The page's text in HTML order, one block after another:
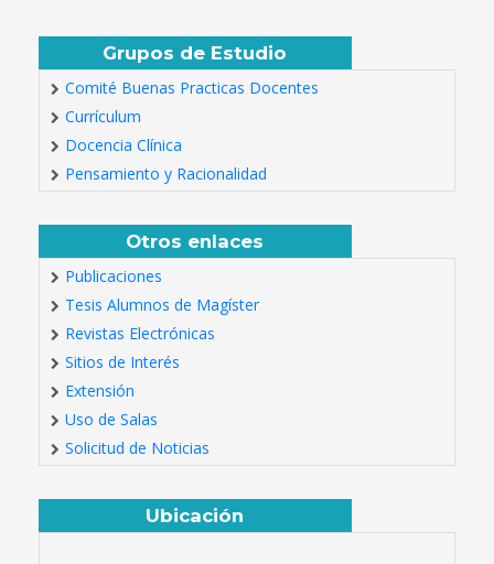
Grupos de Estudio
Comité Buenas Practicas Docentes
Currículum
Docencia Clínica
Pensamiento y Racionalidad
Otros enlaces
Publicaciones
Tesis Alumnos de Magíster
Revistas Electrónicas
Sitios de Interés
Extensión
Uso de Salas
Solicitud de Noticias
Ubicación